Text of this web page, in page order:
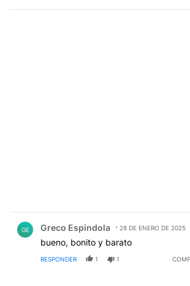
GE Greco Espindola 28 DE ENERO DE 2025
bueno, bonito y barato
RESPONDER 1 1